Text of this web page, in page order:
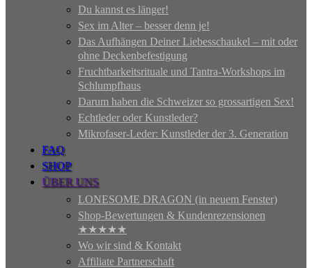
Du kannst es länger!
Sex im Alter – besser denn je!
Das Aufhängen Deiner Liebesschaukel – mit oder
ohne Deckenbefestigung
Fruchtbarkeitsrituale und Tantra-Workshops im
Schlumpfhaus
Darum haben die Schweizer so grossartigen Sex!
Echtleder oder Kunstleder?
Mikrofaser-Leder: Kunstleder der 3. Generation
FAQ
SHOP
ÜBER UNS
LONESOME DRAGON (in neuem Fenster)
Shop-Bewertungen & Kundenrezensionen
★★★★★
Wo wir sind & Kontakt
Affiliate Partnerschaft